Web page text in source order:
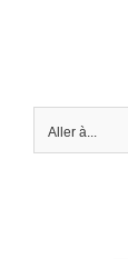
Aller à...